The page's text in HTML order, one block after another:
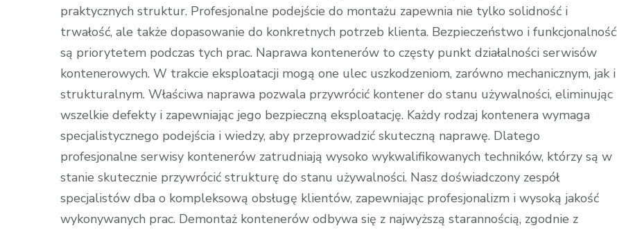
praktycznych struktur. Profesjonalne podejście do montażu zapewnia nie tylko solidność i
trwałość, ale także dopasowanie do konkretnych potrzeb klienta. Bezpieczeństwo i funkcjonalność
są priorytetem podczas tych prac. Naprawa kontenerów to częsty punkt działalności serwisów
kontenerowych. W trakcie eksploatacji mogą one ulec uszkodzeniom, zarówno mechanicznym, jak i
strukturalnym. Właściwa naprawa pozwala przywrócić kontener do stanu używalności, eliminując
wszelkie defekty i zapewniając jego bezpieczną eksploatację. Każdy rodzaj kontenera wymaga
specjalistycznego podejścia i wiedzy, aby przeprowadzić skuteczną naprawę. Dlatego
profesjonalne serwisy kontenerów zatrudniają wysoko wykwalifikowanych techników, którzy są w
stanie skutecznie przywrócić strukturę do stanu używalności. Nasz doświadczony zespół
specjalistów dba o kompleksową obsługę klientów, zapewniając profesjonalizm i wysoką jakość
wykonywanych prac. Demontaż kontenerów odbywa się z najwyższą starannością, zgodnie z